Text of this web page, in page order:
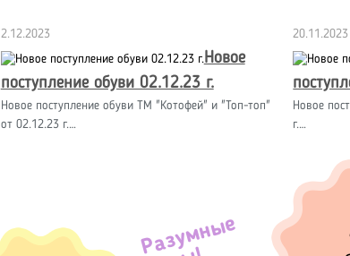
2.12.2023
Новое
поступление обуви 02.12.23 г.
Новое поступление обуви ТМ "Котофей" и "Топ-топ"
от 02.12.23 г.…
20.11.2023
Новое
г.…
Разумные